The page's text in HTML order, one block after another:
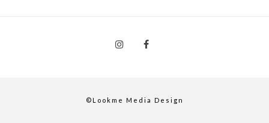
©Lookme Media Design